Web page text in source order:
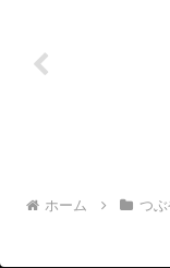
ホーム つぶ